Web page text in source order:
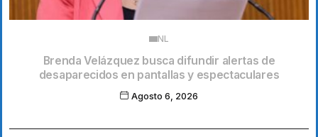
NL
Brenda Velázquez busca difundir alertas de
desaparecidos en pantallas y espectaculares
Agosto 6, 2026